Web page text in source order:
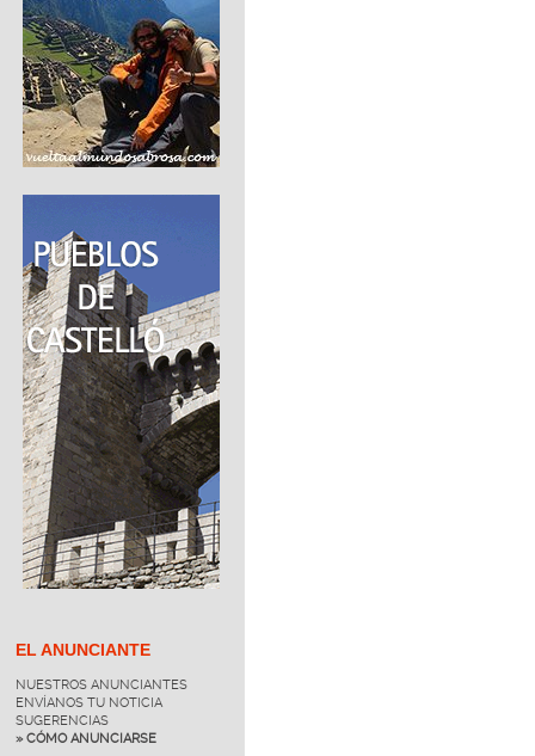
EL ANUNCIANTE
NUESTROS ANUNCIANTES
ENVÍANOS TU NOTICIA
SUGERENCIAS
» CÓMO ANUNCIARSE